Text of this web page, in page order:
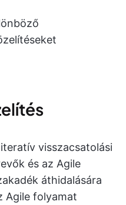
visszacsatolási
és az Agile
áthidalására
Agile folyamat